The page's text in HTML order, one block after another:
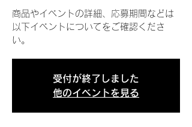
商品やイベントの詳細、応募期間などは
以下イベントについてをご確認くださ
い。
受付が終了しました
他のイベントを見る